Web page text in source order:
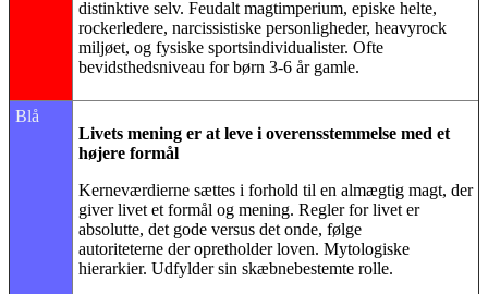
distinktive selv. Feudalt magtimperium, episke helte,
rockerledere, narcissistiske personligheder, heavyrock
miljøet, og fysiske sportsindividualister. Ofte
bevidsthedsniveau for børn 3-6 år gamle.
Blå
Livets mening er at leve i overensstemmelse med et
højere formål
Kerneværdierne sættes i forhold til en almægtig magt, der
giver livet et formål og mening. Regler for livet er
absolutte, det gode versus det onde, følge
autoriteterne der opretholder loven. Mytologiske
hierarkier. Udfylder sin skæbnebestemte rolle.